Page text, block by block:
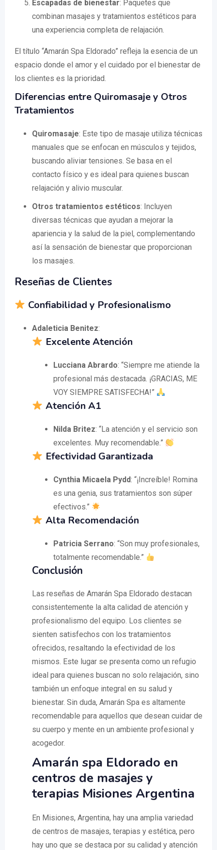
Escapadas de bienestar: Paquetes que
combinan masajes y tratamientos estéticos para
una experiencia completa de relajación.
El título “Amarán Spa Eldorado” refleja la esencia de un
espacio donde el amor y el cuidado por el bienestar de
los clientes es la prioridad.
Diferencias entre Quiromasaje y Otros
Tratamientos
Quiromasaje: Este tipo de masaje utiliza técnicas
manuales que se enfocan en músculos y tejidos,
buscando aliviar tensiones. Se basa en el
contacto físico y es ideal para quienes buscan
relajación y alivio muscular.
Otros tratamientos estéticos: Incluyen
diversas técnicas que ayudan a mejorar la
apariencia y la salud de la piel, complementando
así la sensación de bienestar que proporcionan
los masajes.
Reseñas de Clientes
Confiabilidad y Profesionalismo
Adaleticia Benitez:
Excelente Atención
Lucciana Abrardo: “Siempre me atiende la
profesional más destacada. ¡GRACIAS, ME
VOY SIEMPRE SATISFECHA!”
Atención A1
Nilda Britez: “La atención y el servicio son
excelentes. Muy recomendable.”
Efectividad Garantizada
Cynthia Micaela Pydd: “¡Increíble! Romina
es una genia, sus tratamientos son súper
efectivos.”
Alta Recomendación
Patricia Serrano: “Son muy profesionales,
totalmente recomendable.”
Conclusión
Las reseñas de Amarán Spa Eldorado destacan
consistentemente la alta calidad de atención y
profesionalismo del equipo. Los clientes se
sienten satisfechos con los tratamientos
ofrecidos, resaltando la efectividad de los
mismos. Este lugar se presenta como un refugio
ideal para quienes buscan no solo relajación, sino
también un enfoque integral en su salud y
bienestar. Sin duda, Amarán Spa es altamente
recomendable para aquellos que desean cuidar de
su cuerpo y mente en un ambiente profesional y
acogedor.
Amarán spa Eldorado en
centros de masajes y
terapias Misiones Argentina
En Misiones, Argentina, hay una amplia variedad
de centros de masajes, terapias y estética, pero
hay uno que se destaca por su calidad y atención